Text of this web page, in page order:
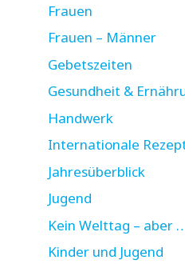
Frauen
Frauen – Männer
Gebetszeiten
Gesundheit &
Handwerk
Internationale
Jahresüberblick
Jugend
Kein Welttag – aber
Kinder und Jugend